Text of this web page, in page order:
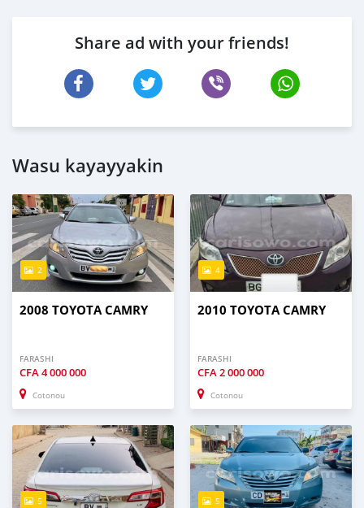
Share ad with your friends!
Wasu kayayyakin
2
2008 TOYOTA CAMRY
FARASHI
CFA4 000 000
Cotonou
4
2010 TOYOTA CAMRY
FARASHI
CFA2 000 000
Cotonou
5 5